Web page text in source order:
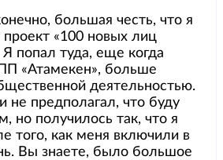
большая честь, что я
проект «100 новых лиц
Я попал туда, еще когда
«Атамекен», больше
деятельностью.
не предполагал, что буду
но получилось так, что я
того, как меня включили в
Вы знаете, было большое